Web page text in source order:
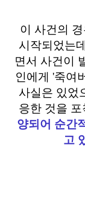
이 사건의
시작되었는
면서 사건이
인에게 '죽여
사실은 있었
응한 것을 포
양되어 순간
고